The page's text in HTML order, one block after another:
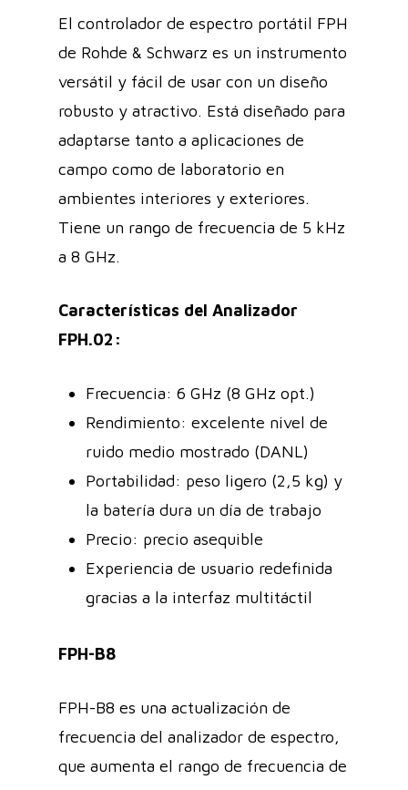
El controlador de espectro portátil FPH
de Rohde & Schwarz es un instrumento
versátil y fácil de usar con un diseño
robusto y atractivo. Está diseñado para
adaptarse tanto a aplicaciones de
campo como de laboratorio en
ambientes interiores y exteriores.
Tiene un rango de frecuencia de 5 kHz
a 8 GHz.
Características del Analizador
FPH.02:
Frecuencia: 6 GHz (8 GHz opt.)
Rendimiento: excelente nivel de
ruido medio mostrado (DANL)
Portabilidad: peso ligero (2,5 kg) y
la batería dura un día de trabajo
Precio: precio asequible
Experiencia de usuario redefinida
gracias a la interfaz multitáctil
FPH-B8
FPH-B8 es una actualización de
frecuencia del analizador de espectro,
que aumenta el rango de frecuencia de